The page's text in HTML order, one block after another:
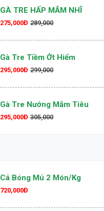
GÀ TRE HẤP MẮM NHĨ
275,000Đ 289,000
Gà Tre Tiềm Ớt Hiểm
295,000Đ 299,000
Gà Tre Nướng Mắm Tiêu
295,000Đ 305,000
Cá Bóng Mú 2 Món/kg
720,000Đ